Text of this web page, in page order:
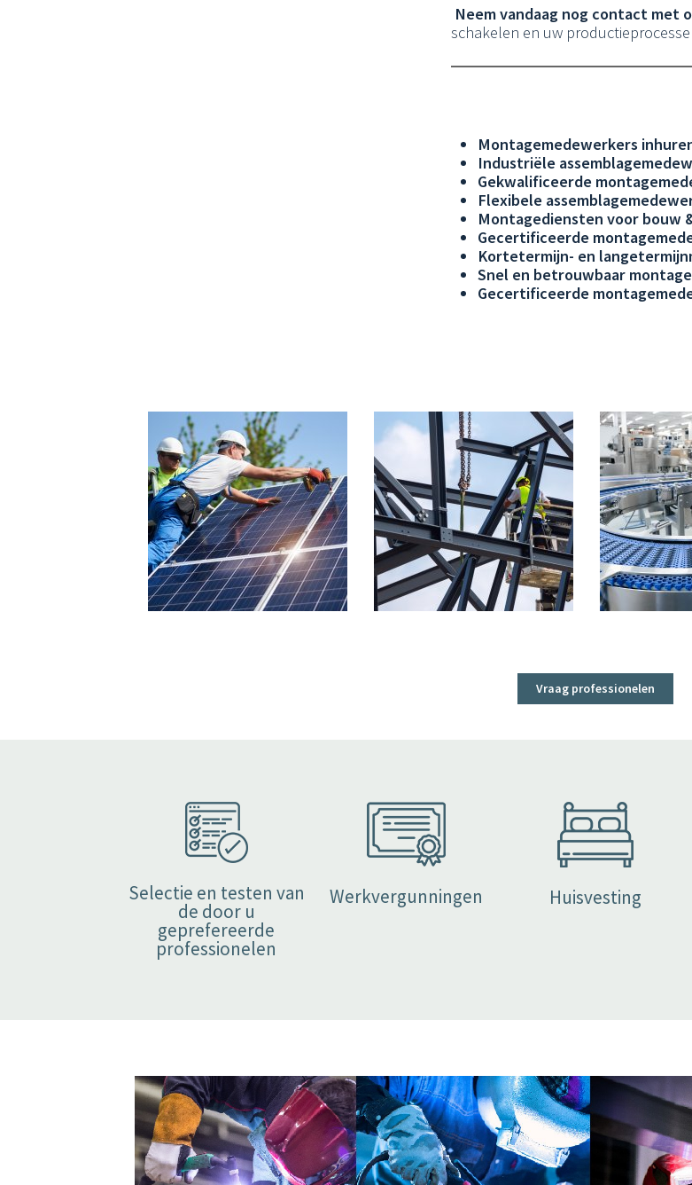
Neem vandaag nog contact met
schakelen en uw
Montagemedewerkers
Industriële
Gekwalificeerde
Flexibele
Montagediensten voor bouw
Gecertificeerde
Kortetermijn- en
Snel en betrouwbaar
Gecertificeerde
Vraag professionelen
Selectie en testen van
de door u
geprefereerde
professionelen
Werkvergunningen Huisvesting